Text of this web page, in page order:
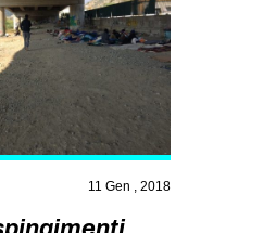
AREA
FREESTYLE
LAMBRETTA
TSUNAMI
11 Gen , 2018